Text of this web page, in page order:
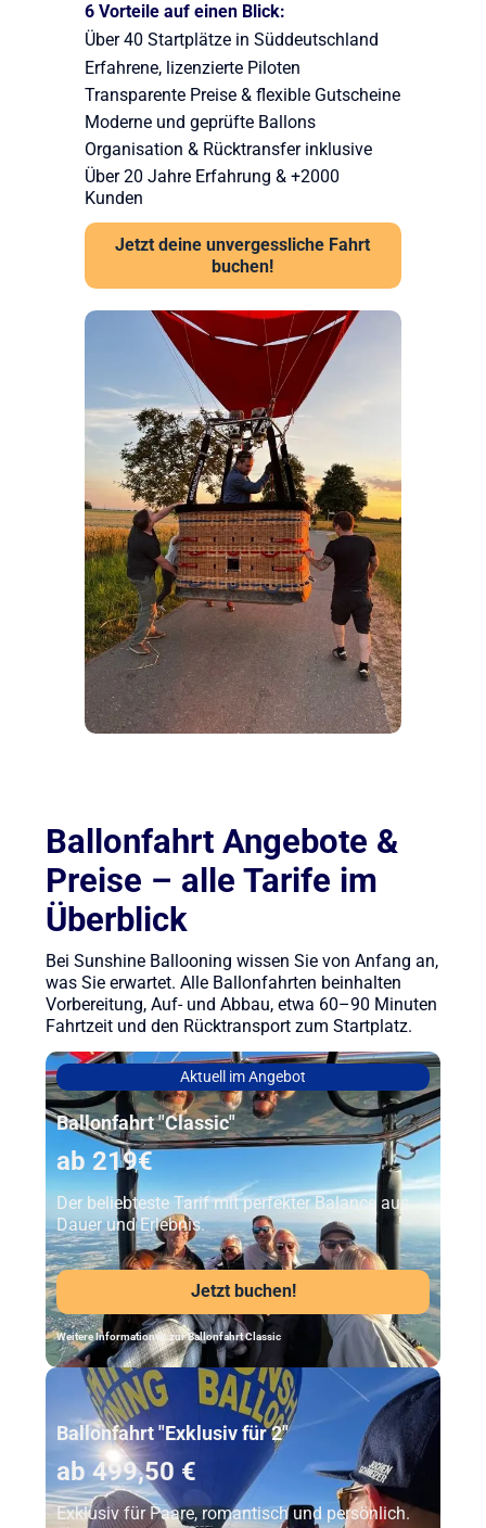
6 Vorteile auf einen Blick:
Über 40 Startplätze in Süddeutschland
Erfahrene, lizenzierte Piloten
Transparente Preise & flexible Gutscheine
Moderne und geprüfte Ballons
Organisation & Rücktransfer inklusive
Über 20 Jahre Erfahrung & +2000
Kunden
Jetzt deine unvergessliche Fahrt
buchen!
Ballonfahrt Angebote &
Preise – alle Tarife im
Überblick
Bei Sunshine Ballooning wissen Sie von Anfang an,
was Sie erwartet. Alle Ballonfahrten beinhalten
Vorbereitung, Auf- und Abbau, etwa 60–90 Minuten
Fahrtzeit und den Rücktransport zum Startplatz.
Aktuell im Angebot
Ballonfahrt "Classic"
ab 219€
Der beliebteste Tarif mit perfekter Balance aus
Dauer und Erlebnis.
Jetzt buchen!
Weitere Informationen zur Ballonfahrt Classic
Unser Beststeller
Ballonfahrt "Exklusiv für 2"
ab 499,50 €
Exklusiv für Paare, romantisch und persönlich.